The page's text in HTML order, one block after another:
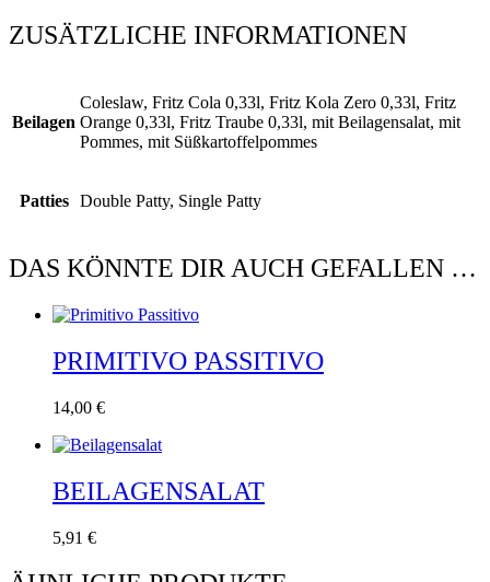
ZUSÄTZLICHE INFORMATIONEN
Beilagen
Coleslaw, Fritz Cola 0,33l, Fritz Kola Zero 0,33l, Fritz
Orange 0,33l, Fritz Traube 0,33l, mit Beilagensalat, mit
Pommes, mit Süßkartoffelpommes
Patties Double Patty, Single Patty
DAS KÖNNTE DIR AUCH GEFALLEN …
PRIMITIVO PASSITIVO
14,00 €
BEILAGENSALAT
5,91 €